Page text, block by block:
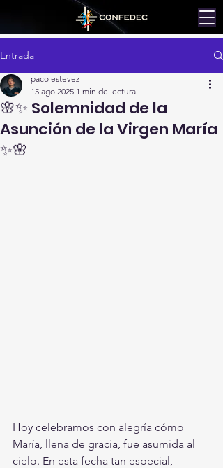
Entrada
🌸✨ Solemnidad de la
Asunción de la Virgen María
✨🌸
paco estevez
15 ago 2025 1 min de lectura
Hoy celebramos con alegría cómo
María, llena de gracia, fue asumida al
cielo. En esta fecha tan especial,